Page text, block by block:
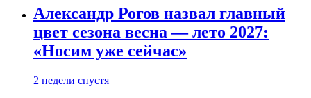
Александр Рогов назвал главный
цвет сезона весна — лето 2027:
«Носим уже сейчас»
2 недели спустя